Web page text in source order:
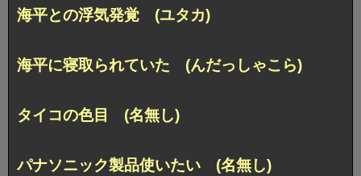
海平との浮気発覚 (ユタカ)
海平に寝取られていた (んだっしゃこら)
タイコの色目 (名無し)
パナソニック製品使いたい (名無し)